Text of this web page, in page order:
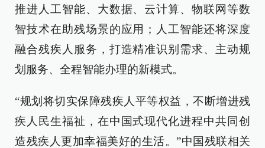
推进人工智能、大数据、云计算、物联网等数
智技术在助残场景的应用；人工智能还将深度
融合残疾人服务，打造精准识别需求、主动规
划服务、全程智能办理的新模式。
“规划将切实保障残疾人平等权益，不断增进残
疾人民生福祉，在中国式现代化进程中共同创
造残疾人更加幸福美好的生活。”中国残联相关